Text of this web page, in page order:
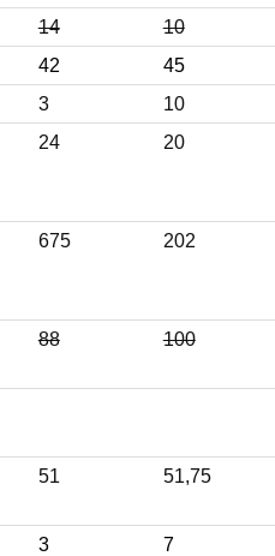
14
10
42
45
3
10
24 20
675 202
88 100
51 51,75
3 7